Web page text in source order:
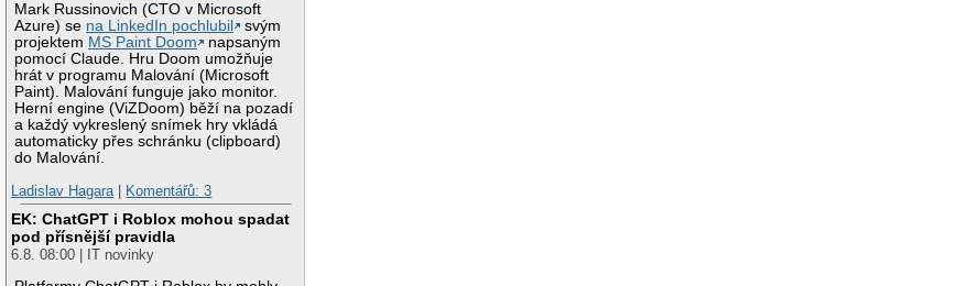
Mark Russinovich (CTO v Microsoft
Azure) se na LinkedIn pochlubil
svým
projektem MS Paint Doom
napsaným
pomocí Claude. Hru Doom umožňuje
hrát v programu Malování (Microsoft
Paint). Malování funguje jako monitor.
Herní engine (ViZDoom) běží na pozadí
a každý vykreslený snímek hry vkládá
automaticky přes schránku (clipboard)
do Malování.
Ladislav Hagara
Komentářů: 3
EK: ChatGPT i Roblox mohou spadat
pod přísnější pravidla
6.8. 08:00 | IT novinky